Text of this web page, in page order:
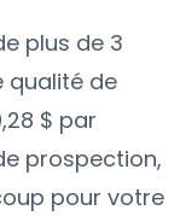
plus de 3
qualité de
$ par
prospection,
pour votre